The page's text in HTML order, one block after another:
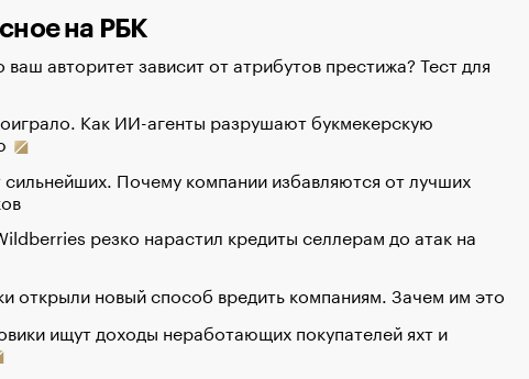
на РБК
ваш авторитет зависит от атрибутов престижа? Тест для
Как ИИ-агенты разрушают букмекерскую
Почему компании избавляются от лучших
резко нарастил кредиты селлерам до атак на
открыли новый способ вредить компаниям. Зачем им это
ищут доходы неработающих покупателей яхт и